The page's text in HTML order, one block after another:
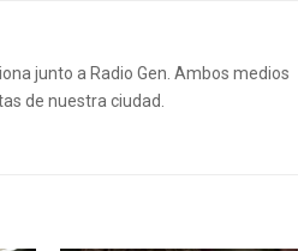
junto a Radio Gen. Ambos medios
de nuestra ciudad.